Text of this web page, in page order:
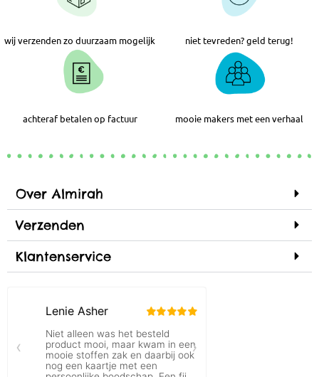
wij verzenden zo duurzaam mogelijk niet tevreden? geld terug!
achteraf betalen op factuur mooie makers met een verhaal
Over Almirah
Verzenden
Klantenservice